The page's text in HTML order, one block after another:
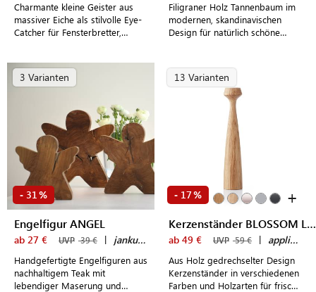
Charmante kleine Geister aus
massiver Eiche als stilvolle Eye-
Catcher für Fensterbretter,
Filigraner Holz Tannenbaum im
modernen, skandinavischen
Design für natürlich schöne
3 Varianten
- 31 %
Engelfigur ANGEL
ab 27 € UVP 39 € | jankurtz
Handgefertigte Engelfiguren aus
nachhaltigem Teak mit
lebendiger Maserung und
13 Varianten
- 17% +
Kerzenständer BLOSSOM LILY
ab 49 € UVP 59 € | applicata
Aus Holz gedrechselter Design
Kerzenständer in verschiedenen
Farben und Holzarten für frische